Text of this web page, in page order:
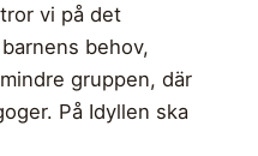
vi på det
behov,
gruppen, där
På Idyllen ska